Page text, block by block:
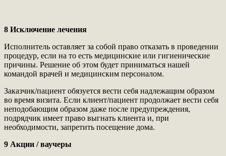
8 Исключение лечения
Исполнитель оставляет за собой право отказать в проведении
процедур, если на то есть медицинские или гигиенические
причины. Решение об этом будет приниматься нашей
командой врачей и медицинским персоналом.
Заказчик/пациент обязуется вести себя надлежащим образом
во время визита. Если клиент/пациент продолжает вести себя
неподобающим образом даже после предупреждения,
подрядчик имеет право выгнать клиента и, при
необходимости, запретить посещение дома.
9 Акции / ваучеры